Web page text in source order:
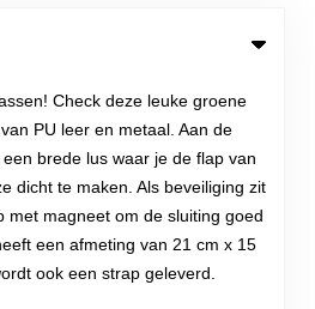
Check deze leuke groene
PU leer en metaal. Aan de
brede lus waar je de flap van
dicht te maken. Als beveiliging zit
met magneet om de sluiting goed
een afmeting van 21 cm x 15
ook een strap geleverd.